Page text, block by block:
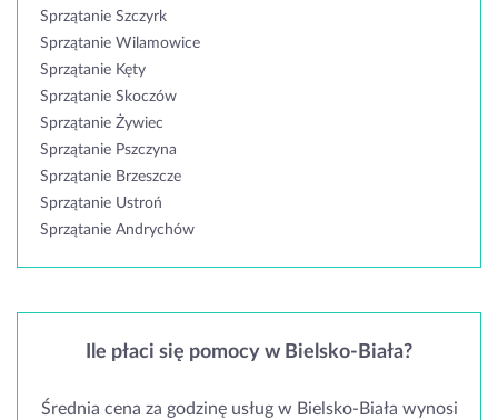
Sprzątanie Szczyrk
Sprzątanie Wilamowice
Sprzątanie Kęty
Sprzątanie Skoczów
Sprzątanie Żywiec
Sprzątanie Pszczyna
Sprzątanie Brzeszcze
Sprzątanie Ustroń
Sprzątanie Andrychów
Ile płaci się pomocy w Bielsko-Biała?
Średnia cena za godzinę usług w Bielsko-Biała wynosi